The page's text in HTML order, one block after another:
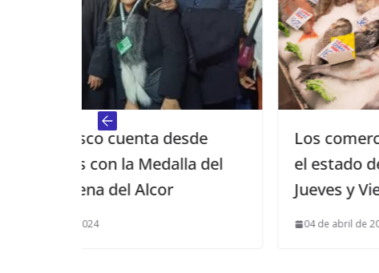
Los comercios autorizados durante
el estado de alarma podrán abrir el
Jueves y Viernes Santo